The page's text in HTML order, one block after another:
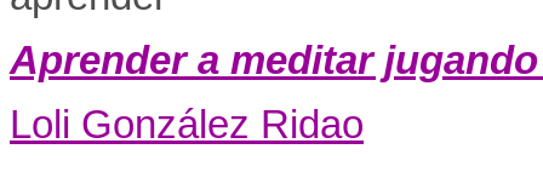
Aprender a meditar
Loli González Ridao